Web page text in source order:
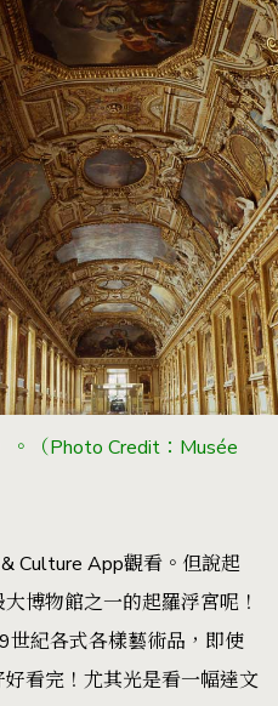
。
（Photo Credit：Musée
Culture App觀看。但說起
博物館之一的起羅浮宮呢！
紀各式各樣藝術品，即使
看完！尤其光是看一幅達文